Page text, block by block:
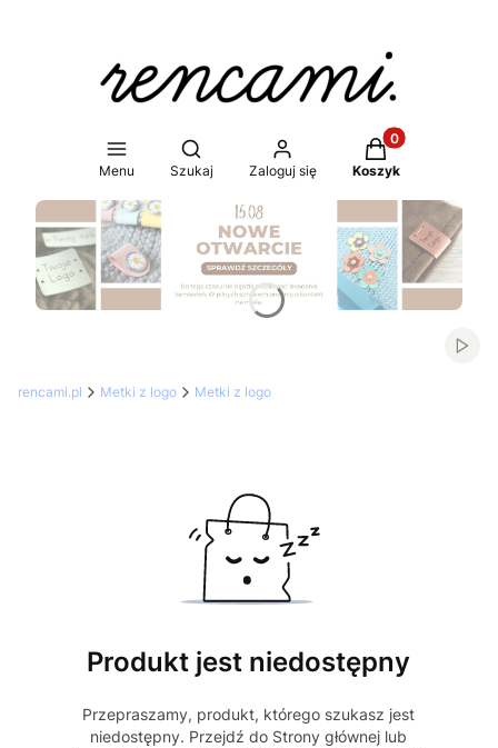
Menu
Otwórz wyszukiwarkę
Szukaj Zaloguj się
Produkty w
Koszyk
Naciśnij Enter lub spację, aby otworzyć stronę.
rencami.pl Metki z logo Metki z logo
Produkt jest niedostępny
Przepraszamy, produkt, którego szukasz jest
niedostępny. Przejdź do Strony głównej lub